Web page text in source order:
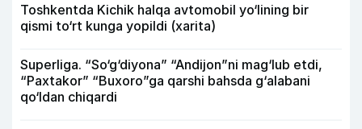
Toshkentda Kichik halqa avtomobil yo‘lining bir
qismi to‘rt kunga yopildi (xarita)
Superliga. “So‘g‘diyona” “Andijon”ni mag‘lub etdi,
“Paxtakor” “Buxoro”ga qarshi bahsda g‘alabani
qo‘ldan chiqardi